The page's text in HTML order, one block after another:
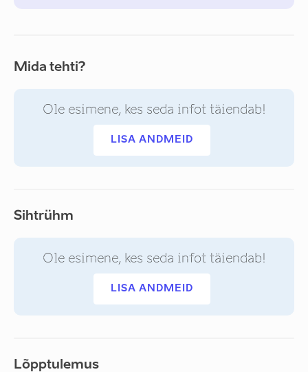
Mida tehti?
Ole esimene, kes seda infot täiendab!
LISA ANDMEID
Sihtrühm
Ole esimene, kes seda infot täiendab!
LISA ANDMEID
Lõpptulemus